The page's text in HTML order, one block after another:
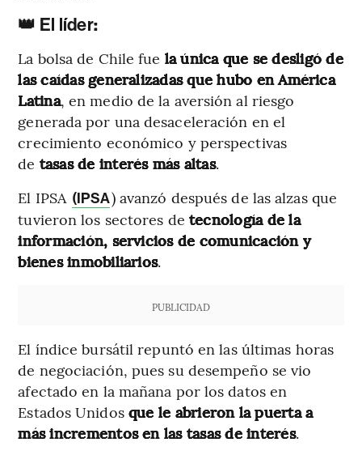
👑 El líder:
La bolsa de Chile fue la única que se desligó de
las caídas generalizadas que hubo en América
Latina, en medio de la aversión al riesgo
generada por una desaceleración en el
crecimiento económico y perspectivas
de tasas de interés más altas.
El IPSA (IPSA) avanzó después de las alzas que
tuvieron los sectores de tecnología de la
información, servicios de comunicación y
bienes inmobiliarios.
PUBLICIDAD
El índice bursátil repuntó en las últimas horas
de negociación, pues su desempeño se vio
afectado en la mañana por los datos en
Estados Unidos que le abrieron la puerta a
más incrementos en las tasas de interés.